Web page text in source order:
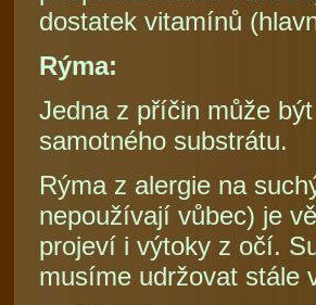
dostatek vitamínů
Rýma:
Jedna z příčin může
samotného substrátu.
Rýma z alergie na
nepoužívají vůbec) je
projeví i výtoky z očí.
musíme udržovat stále